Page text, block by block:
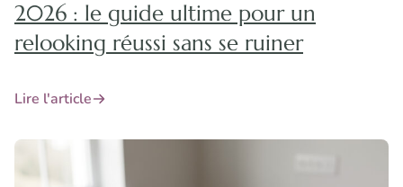
2026 : le guide ultime pour un
relooking réussi sans se ruiner
Lire l'article